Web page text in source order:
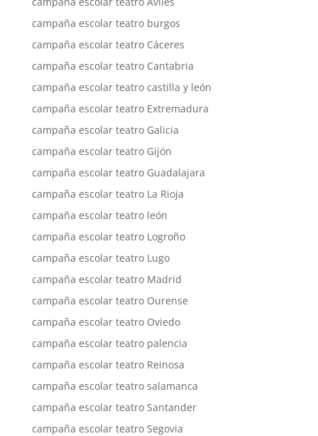
campaña escolar teatro burgos
campaña escolar teatro Cáceres
campaña escolar teatro Cantabria
campaña escolar teatro castilla y león
campaña escolar teatro Extremadura
campaña escolar teatro Galicia
campaña escolar teatro Gijón
campaña escolar teatro Guadalajara
campaña escolar teatro La Rioja
campaña escolar teatro león
campaña escolar teatro Logroño
campaña escolar teatro Lugo
campaña escolar teatro Madrid
campaña escolar teatro Ourense
campaña escolar teatro Oviedo
campaña escolar teatro palencia
campaña escolar teatro Reinosa
campaña escolar teatro salamanca
campaña escolar teatro Santander
campaña escolar teatro Segovia